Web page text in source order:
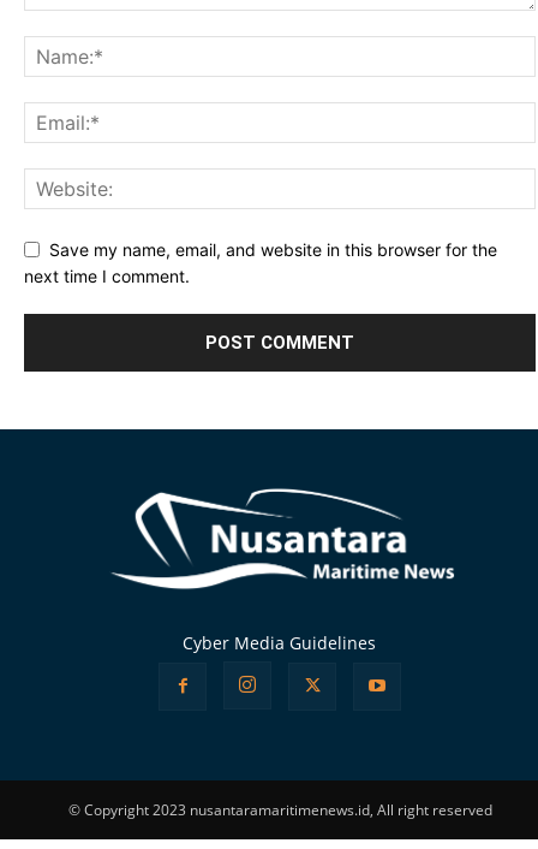
Save my name, email, and website in this browser for the
next time I comment.
Cyber Media Guidelines
© Copyright 2023 nusantaramaritimenews.id, All right reserved